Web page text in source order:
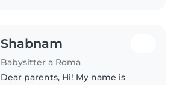
Shabnam
Babysitter a Roma
Dear parents, Hi! My name is